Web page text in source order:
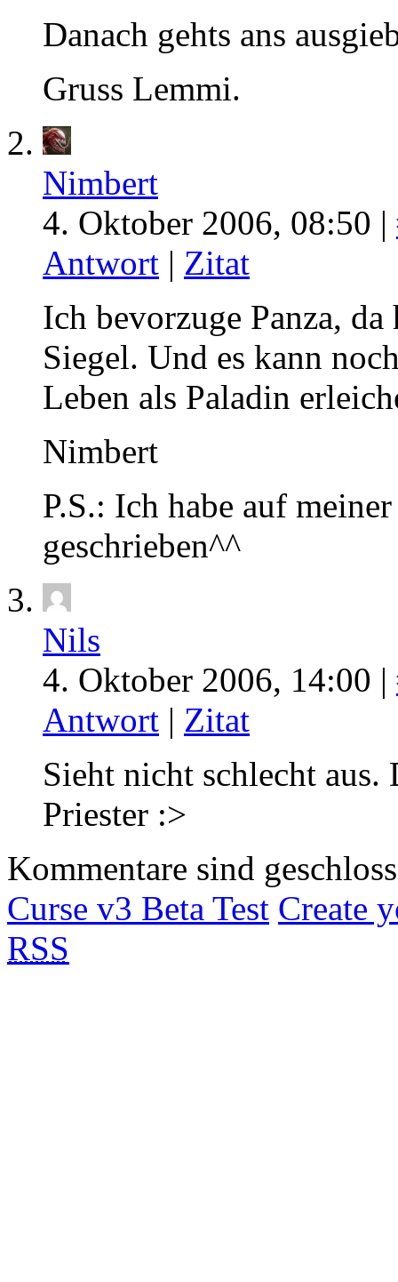
Danach gehts ans
Gruss Lemmi.
Nimbert
4. Oktober 2006, 08:50 |
Antwort | Zitat
Ich bevorzuge Panza,
Siegel. Und es kann
Leben als Paladin
Nimbert
P.S.: Ich habe auf
geschrieben^^
Nils
4. Oktober 2006, 14:00 |
Antwort | Zitat
Sieht nicht schlecht aus.
Priester :>
Kommentare sind
Curse v3 Beta Test Create
RSS